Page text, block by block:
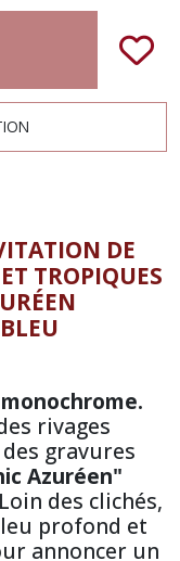
DE
TROPIQUES
rivages
gravures
Azuréen"
des clichés,
profond et
annoncer un